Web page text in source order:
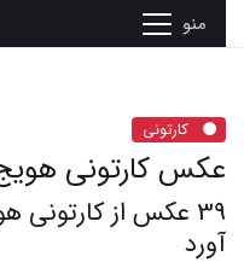
منو
کارتونی
عکس کارتونی
39 عکس از
آورد